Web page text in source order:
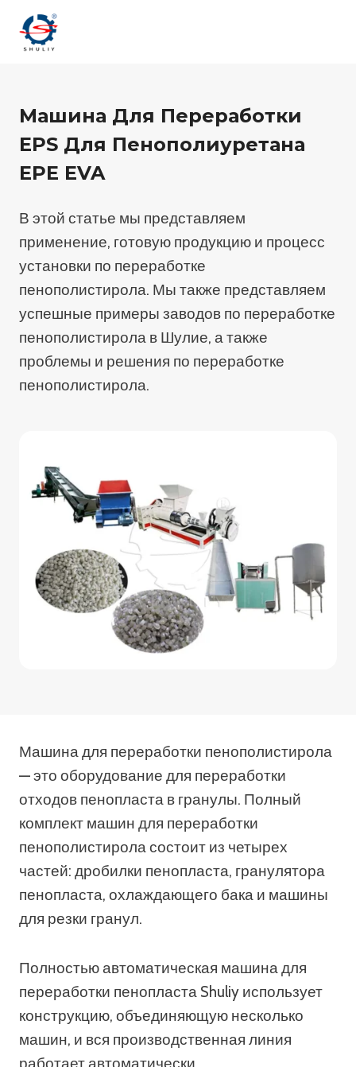
Перейти
Машина Для Переработки
EPS Для Пенополиуретана
EPE EVA
В этой статье мы представляем
применение, готовую продукцию и процесс
установки по переработке
пенополистирола. Мы также представляем
успешные примеры заводов по переработке
пенополистирола в Шулие, а также
проблемы и решения по переработке
пенополистирола.
Машина для переработки пенополистирола
— это оборудование для переработки
отходов пенопласта в гранулы. Полный
комплект машин для переработки
пенополистирола состоит из четырех
частей: дробилки пенопласта, гранулятора
пенопласта, охлаждающего бака и машины
для резки гранул.
Полностью автоматическая машина для
переработки пенопласта Shuliy использует
конструкцию, объединяющую несколько
машин, и вся производственная линия